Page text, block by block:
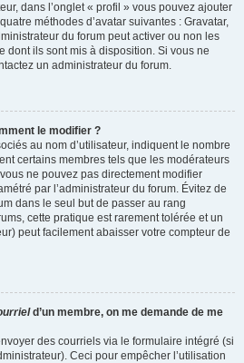
dans l’onglet « profil » vous pouvez ajouter
méthodes d’avatar suivantes : Gravatar,
du forum peut activer ou non les
dont ils sont mis à disposition. Si vous ne
un administrateur du forum.
le modifier ?
au nom d’utilisateur, indiquent le nombre
certains membres tels que les modérateurs
ne pouvez pas directement modifier
par l’administrateur du forum. Évitez de
dans le seul but de passer au rang
cette pratique est rarement tolérée et un
peut facilement abaisser votre compteur de
d’un membre, on me demande de me
des courriels via le formulaire intégré (si
Ceci pour empêcher l’utilisation